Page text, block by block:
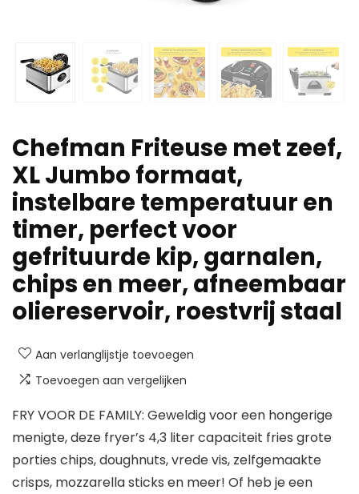
Chefman Friteuse met zeef,
XL Jumbo formaat,
instelbare temperatuur en
timer, perfect voor
gefrituurde kip, garnalen,
chips en meer, afneembaar
oliereservoir, roestvrij staal
Aan verlanglijstje toevoegen
Toevoegen aan vergelijken
FRY VOOR DE FAMILY: Geweldig voor een hongerige
menigte, deze fryer’s 4,3 liter capaciteit fries grote
porties chips, doughnuts, vrede vis, zelfgemaakte
crisps, mozzarella sticks en meer! Of heb je een